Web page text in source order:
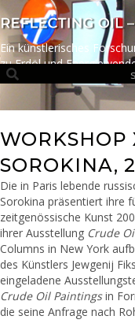
Ein künstlerisches
zu Erdöl und
WORKSHOP
SOROKINA,
Die in Paris lebende
Sorokina präsentiert ihre
zeitgenössische Kunst
ihrer Ausstellung Crude
Columns in New York
des Künstlers Jewgenij
eingeladene
Crude Oil Paintingsin
die seine Anfrage nach